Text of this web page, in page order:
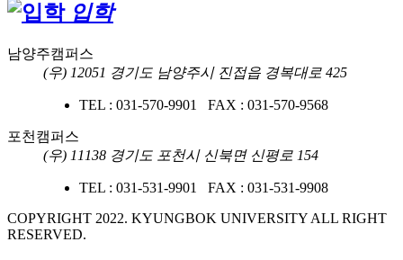
입학
남양주캠퍼스
(우) 12051 경기도 남양주시 진접읍 경복대로 425
TEL : 031-570-9901 FAX : 031-570-9568
포천캠퍼스
(우) 11138 경기도 포천시 신북면 신평로 154
TEL : 031-531-9901 FAX : 031-531-9908
COPYRIGHT 2022. KYUNGBOK UNIVERSITY ALL RIGHT
RESERVED.